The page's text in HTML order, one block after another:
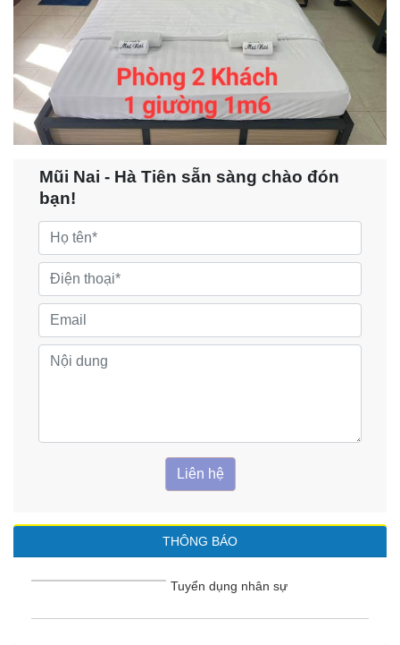
Mũi Nai - Hà Tiên sẵn sàng chào đón
bạn!
Liên hệ
THÔNG BÁO
Tuyển dụng nhân sự